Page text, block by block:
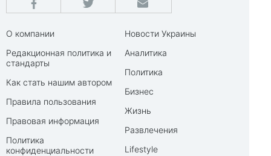
О компании
Редакционная политика и
стандарты
Как стать нашим автором
Правила пользования
Правовая информация
Политика
конфиденциальности
Новости Украины
Аналитика
Политика
Бизнес
Жизнь
Развлечения
Lifestyle